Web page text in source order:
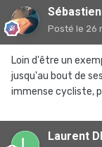
Posté le 26
Loin d'être un
jusqu'au bout de
immense cycliste,
Laurent